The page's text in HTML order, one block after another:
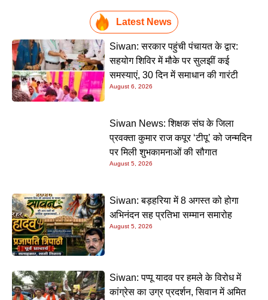
Latest News
Siwan: सरकार पहुंची पंचायत के द्वार:
सहयोग शिविर में मौके पर सुलझीं कई
समस्याएं, 30 दिन में समाधान की गारंटी
August 6, 2026
Siwan News: शिक्षक संघ के जिला
प्रवक्ता कुमार राज कपूर ‘टीपू’ को जन्मदिन
पर मिली शुभकामनाओं की सौगात
August 5, 2026
Siwan: बड़हरिया में 8 अगस्त को होगा
अभिनंदन सह प्रतिभा सम्मान समारोह
August 5, 2026
Siwan: पप्पू यादव पर हमले के विरोध में
कांग्रेस का उग्र प्रदर्शन, सिवान में अमित